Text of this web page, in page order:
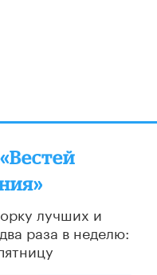
лучших и
два раза в неделю: